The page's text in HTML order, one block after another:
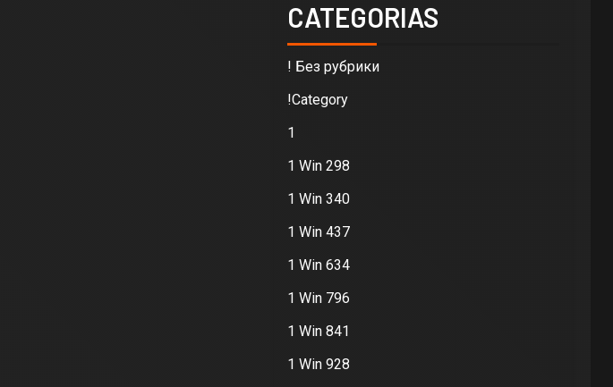
CATEGORIAS
! Без рубрики
!Category
1
1 Win 298
1 Win 340
1 Win 437
1 Win 634
1 Win 796
1 Win 841
1 Win 928